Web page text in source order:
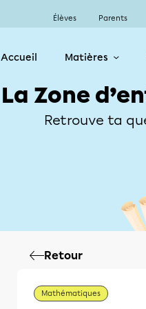
Élèves Parents
Accueil Matières
La Zone
Retrouve ta
Retour
Mathématiques